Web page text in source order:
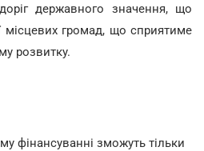
державного значення, що
місцевих громад, що сприятиме
розвитку.
фінансуванні зможуть тільки